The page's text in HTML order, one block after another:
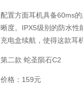
配置方面耳机具备60ms
晰度。IPX5级别的防水性
充电盒续航，使得这款耳
第二款 蛇圣陨石C2
价格：159元